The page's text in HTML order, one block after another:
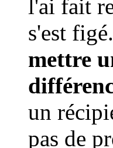
l'ai fait
s'est figé.
mettre
un
pas de